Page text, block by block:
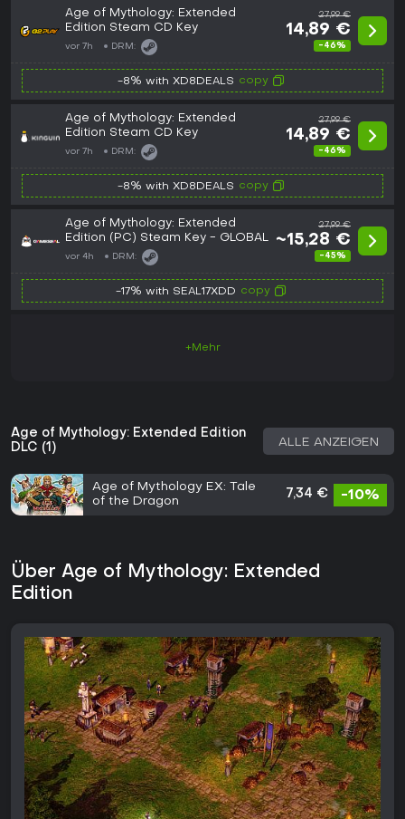
Age of Mythology: Extended
Edition Steam CD Key
vor 7h DRM:
27,99 €
14,89 €
-46%
-8% with XD8DEALS copy
Age of Mythology: Extended
Edition Steam CD Key
vor 7h DRM:
27,99 €
14,89 €
-46%
-8% with XD8DEALS copy
Age of Mythology: Extended
Edition (PC) Steam Key - GLOBAL
vor 4h DRM:
27,99 €
~15,28 €
-45%
-17% with SEAL17XDD copy
+Mehr
Age of Mythology: Extended Edition
DLC (1)
ALLE ANZEIGEN
Age of Mythology EX: Tale
of the Dragon
7,34 € -10%
Über Age of Mythology: Extended
Edition